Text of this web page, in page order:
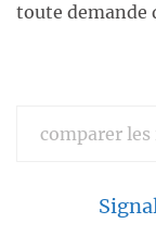
toute demande